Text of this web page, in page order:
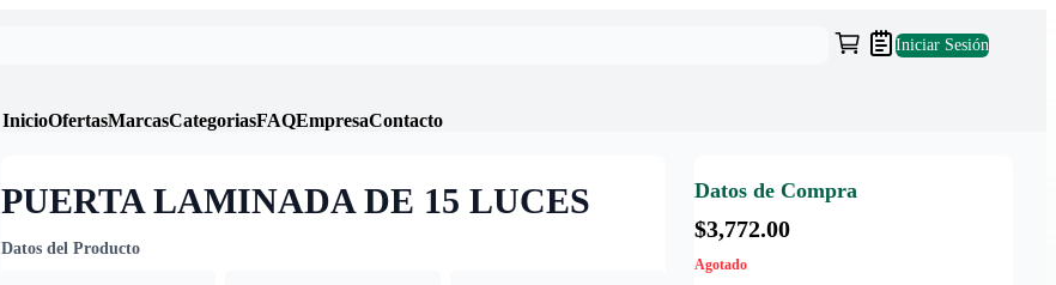
Iniciar Sesión
InicioOfertasMarcasCategoriasFAQEmpresaContacto
PUERTA LAMINADA DE 15 LUCES
Datos del Producto
Datos de Compra
$3,772.00
Agotado